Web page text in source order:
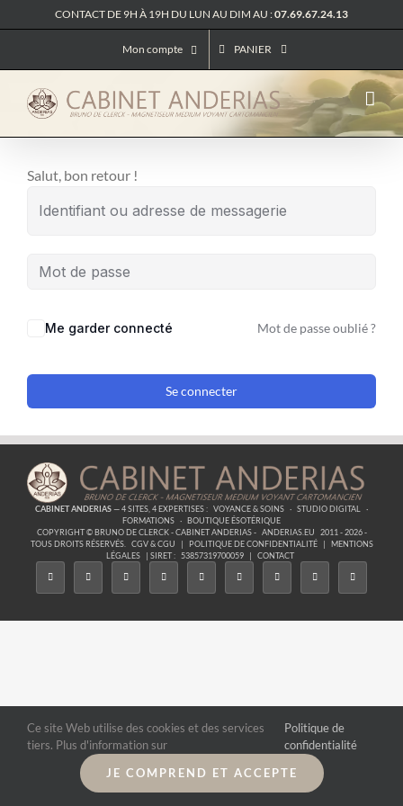
au
CONTACT DE 9H À 19H DU LUN AU DIM AU :07.69.67.24.13
Mon compte PANIER
Salut, bon retour !
Me garder connecté Mot de passe oublié ?
Se connecter
CABINET ANDERIAS— 4 SITES, 4 EXPERTISES : VOYANCE & SOINS · STUDIO DIGITAL
·
FORMATIONS · BOUTIQUE ÉSOTÉRIQUE
COPYRIGHT © BRUNO DE CLERCK - CABINET ANDERIAS - ANDERIAS.EU
2011 - 2026 -
TOUS DROITS RÉSERVÉS.
CGV & CGU | POLITIQUE DE CONFIDENTIALITÉ |
MENTIONS
LÉGALES
| SIRET : 53857319700059 | CONTACT
Ce site Web utilise des cookies et des services
tiers. Plus d'information sur
Politique de
confidentialité
JE COMPREND ET ACCEPTE